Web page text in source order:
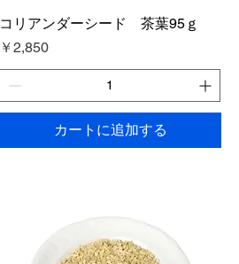
コリアンダーシード 茶葉95ｇ
価格
￥2,850
カートに追加する